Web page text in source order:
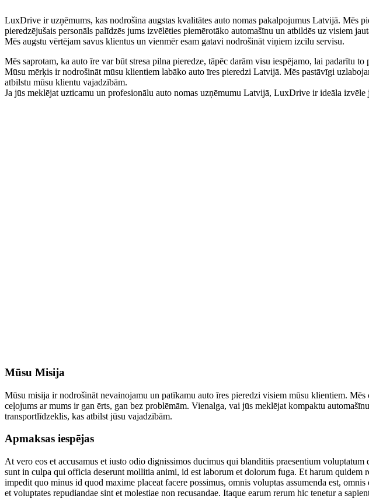
LuxDrive ir uzņēmums, kas nodrošina augstas kvalitātes auto nomas pakalpojumus Latvijā. Mēs
pieredzējušais personāls palīdzēs jums izvēlēties piemērotāko automašīnu un atbildēs uz visiem
Mēs augstu vērtējam savus klientus un vienmēr esam gatavi nodrošināt viņiem izcilu servisu.
Mēs saprotam, ka auto īre var būt stresa pilna pieredze, tāpēc darām visu iespējamo, lai padarītu
Mūsu mērķis ir nodrošināt mūsu klientiem labāko auto īres pieredzi Latvijā. Mēs pastāvīgi
atbilstu mūsu klientu vajadzībām.
Ja jūs meklējat uzticamu un profesionālu auto nomas uzņēmumu Latvijā, LuxDrive ir ideāla
Mūsu Misija
Mūsu misija ir nodrošināt nevainojamu un patīkamu auto īres pieredzi visiem mūsu klientiem.
ceļojums ar mums ir gan ērts, gan bez problēmām. Vienalga, vai jūs meklējat kompaktu
transportlīdzeklis, kas atbilst jūsu vajadzībām.
Apmaksas iespējas
At vero eos et accusamus et iusto odio dignissimos ducimus qui blanditiis praesentium
sunt in culpa qui officia deserunt mollitia animi, id est laborum et dolorum fuga. Et harum
impedit quo minus id quod maxime placeat facere possimus, omnis voluptas assumenda est,
et voluptates repudiandae sint et molestiae non recusandae. Itaque earum rerum hic tenetur a